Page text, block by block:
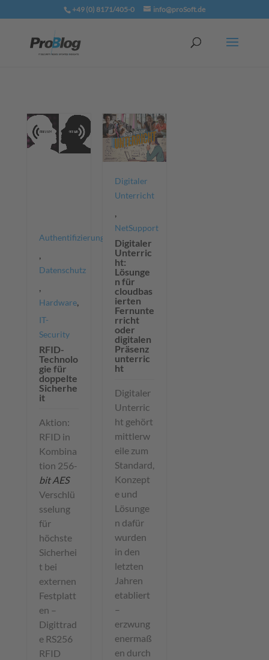
+49 (0) 8171/405-0 info@proSoft.de
Authentifizierung
,
Datenschutz
,
Hardware,
IT-
Security
RFID-
Technolo
gie für
doppelte
Sicherhe
it
Aktion:
RFID in
Kombina
tion 256-
bit AES
Verschlü
sselung
für
höchste
Sicherhei
t bei
externen
Festplatt
en –
Digittrad
e RS256
RFID
Digitaler
Unterricht
NetSupport
Digitaler
Unterric
ht:
Lösunge
n für
cloudbas
ierten
Fernunte
rricht
oder
digitalen
Präsenz
unterric
ht
Digitaler
Unterric
ht gehört
mittlerw
eile zum
Standard,
Konzept
e und
Lösunge
n dafür
wurden
in den
letzten
Jahren
etabliert
–
erzwung
enermaß
en durch